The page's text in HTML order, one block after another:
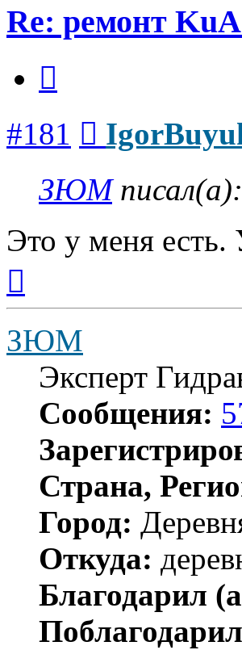
Re: ремонт
#181
ЗЮМписал(а):
Это у меня
началу
ЗЮМ
Эксперт
Сообщения:
Страна,
Город:
Откуда:
Благодарил